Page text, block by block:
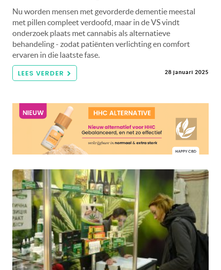
Nu worden mensen met gevorderde dementie meestal
met pillen compleet verdoofd, maar in de VS vindt
onderzoek plaats met cannabis als alternatieve
behandeling - zodat patiënten verlichting en comfort
ervaren in die laatste fase.
LEES VERDER 28 januari 2025